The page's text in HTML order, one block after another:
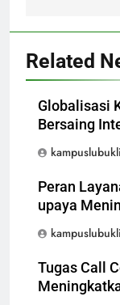
Related
Globalisasi
Bersaing
Peran
upaya
Tugas Call